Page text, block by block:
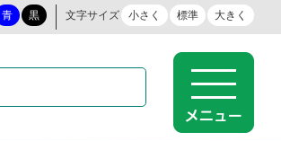
青 黒 文字サイズ 小さく 標準 大きく